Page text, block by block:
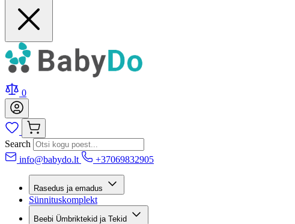
0
Search
info@babydo.lt
+37069832905
Rasedus ja emadus
Sünnituskomplekt
Beebi Ümbriktekid ja Tekid